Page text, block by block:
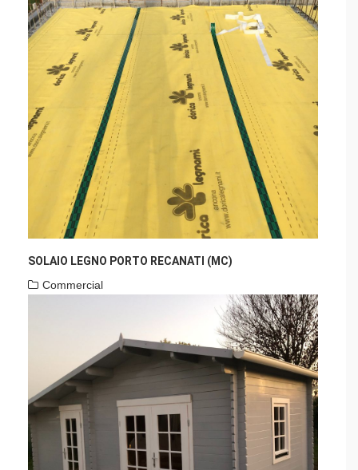
SOLAIO LEGNO PORTO RECANATI (MC)
Commercial